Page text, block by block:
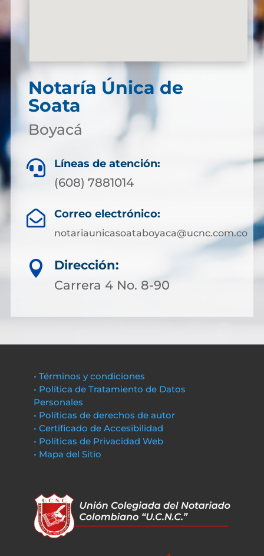
Notaría Única de
Soata
Boyacá
 Líneas de atención:
(608) 7881014
 Correo electrónico:
notariaunicasoataboyaca@ucnc.com.co

Dirección:
Carrera 4 No. 8-90
• Términos y condiciones
• Política de Tratamiento de Datos
Personales
• Políticas de derechos de autor
• Certificado de Accesibilidad
• Políticas de Privacidad Web
• Mapa del Sitio